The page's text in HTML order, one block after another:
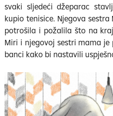
svaki sljedeći džeparac
kupio tenisice. Njegova
potrošila i požalila što na
Miri i njegovoj sestri mama
banci kako bi nastavili